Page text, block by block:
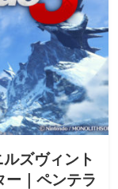
ズヴィント
ー｜ペンテラ